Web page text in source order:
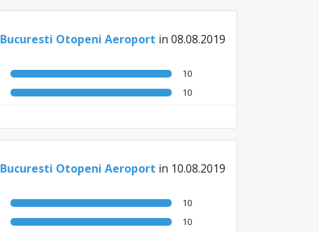
Otopeni Aeroport in 08.08.2019
10
10
Otopeni Aeroport in 10.08.2019
10
10